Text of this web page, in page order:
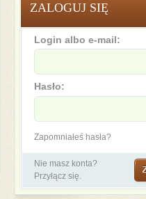
ZALOGUJ SIĘ
Login albo e-mail:
Hasło:
Zapomniałeś hasła?
Nie masz konta?
Przyłącz się.